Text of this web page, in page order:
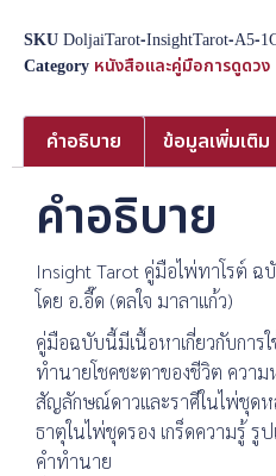
SKUDoljaiTarot-InsightTarot-A5-
Category หนังสือและคู่มือการดูดวง
คำอธิบาย ข้อมูลเพิ่มเติม
คำอธิบาย
Insight Tarot คู่มือไพ่ทาโรต์ ฉ
โดย อ.อี๊ด (ดลใจ มาลาแก้ว)
คู่มือฉบับนี้มีเนื้อหาเกี่ยวกับการ
ทำนายโชคชะตาของชีวิต ความ
สัญลักษณ์ดาวและราศีในไพ่ชุดห
ธาตุในไพ่ชุดรอง เกร็ดความรู้ รู
คำทำนาย